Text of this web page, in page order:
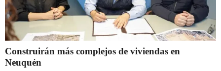
Construirán más complejos de viviendas en
Neuquén